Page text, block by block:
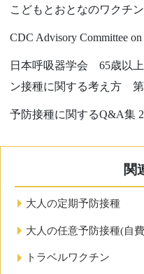
こどもとおとなのワクチ
CDC Advisory Committee on
日本呼吸器学会 65歳以
ン接種に関する考え方
予防接種に関するQ&A集
関
大人の定期予防接種
大人の任意予防接種(自
トラベルワクチン